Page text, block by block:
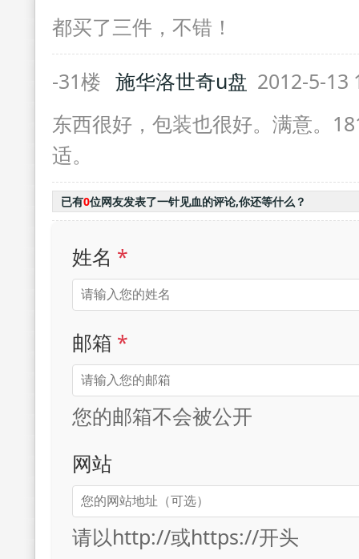
都买了三件，不错！
-31楼 施华洛世奇u盘 2012-5-
东西很好，包装也很好。满意。
适。
已有0位网友发表了一针见血的评论,你还等什么？
姓名 *
邮箱 *
您的邮箱不会被公开
网站
请以http://或https://开头